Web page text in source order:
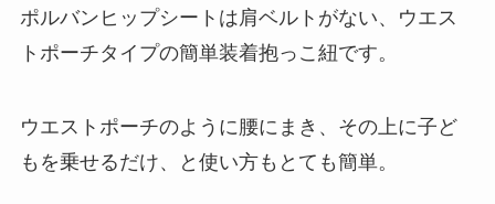
ポルバンヒップシートは肩ベルトがない、ウエス
トポーチタイプの簡単装着抱っこ紐です。
ウエストポーチのように腰にまき、その上に子ど
もを乗せるだけ、と使い方もとても簡単。